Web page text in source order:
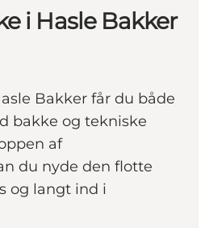
i Hasle Bakker
Bakker får du både
bakke og tekniske
af
du nyde den flotte
og langt ind i